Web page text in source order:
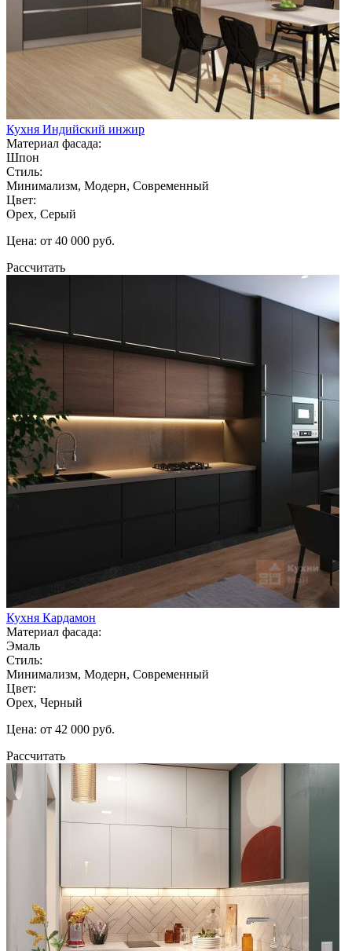
Кухня Индийский инжир
Материал фасада:
Шпон
Стиль:
Минимализм, Модерн, Современный
Цвет:
Орех, Серый
Цена: от 40 000 руб.
Рассчитать
Кухня Кардамон
Материал фасада:
Эмаль
Стиль:
Минимализм, Модерн, Современный
Цвет:
Орех, Черный
Цена: от 42 000 руб.
Рассчитать